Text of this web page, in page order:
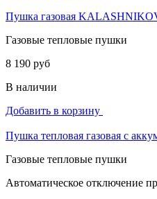
Пушка газовая
Газовые тепловые пушки
8 190 руб
В наличии
Добавить в корзину
Пушка тепловая газовая с
Газовые тепловые пушки
Автоматическое отключение